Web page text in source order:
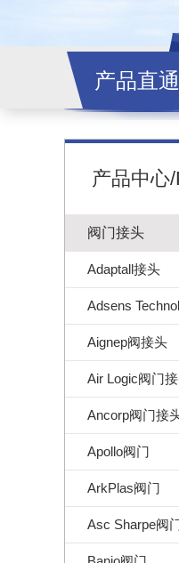
产品直
产品中心
阀门接头
Adaptall接头
Adsens
Aignep阀接头
Air Logic阀门
Ancorp阀门接
Apollo阀门
ArkPlas阀门
Asc Sharpe阀